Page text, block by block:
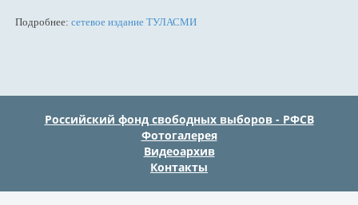
Подробнее: сетевое издание ТУЛАСМИ
Российский фонд свободных выборов - РФСВ
Фотогалерея
Видеоархив
Контакты